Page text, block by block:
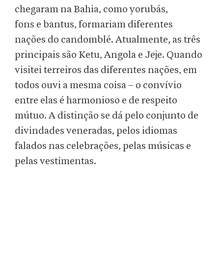
chegaram na Bahia, como yorubás,
fons e bantus, formariam diferentes
nações do candomblé. Atualmente, as três
principais são Ketu, Angola e Jeje. Quando
visitei terreiros das diferentes nações, em
todos ouvi a mesma coisa – o convívio
entre elas é harmonioso e de respeito
mútuo. A distinção se dá pelo conjunto de
divindades veneradas, pelos idiomas
falados nas celebrações, pelas músicas e
pelas vestimentas.